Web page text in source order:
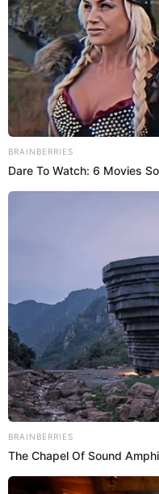
16 Dic 2024 | 19:56 h
'Ámame todo lo que
Dónde ver la
La impactante y romántica
lo que quieras' ha cautivado
verla completa.
Isabel Gonzalez